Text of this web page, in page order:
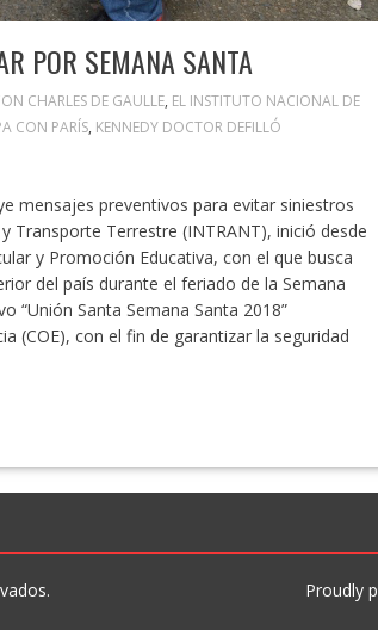
POR SEMANA SANTA
CHARLES DE GAULLE, EL INSTITUTO NACIONAL DE
CON PARÍS, KENNEDY DOCTOR DEFILLÓ
mensajes preventivos para evitar siniestros
Transporte Terrestre (INTRANT), inició desde
y Promoción Educativa, con el que busca
del país durante el feriado de la Semana
“Unión Santa Semana Santa 2018”
(COE), con el fin de garantizar la seguridad
Proudly